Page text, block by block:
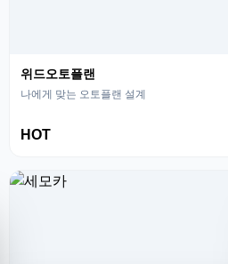
위드오토플랜
나에게 맞는 오토플랜 설계
HOT